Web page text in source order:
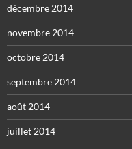
décembre 2014
novembre 2014
octobre 2014
septembre 2014
août 2014
juillet 2014